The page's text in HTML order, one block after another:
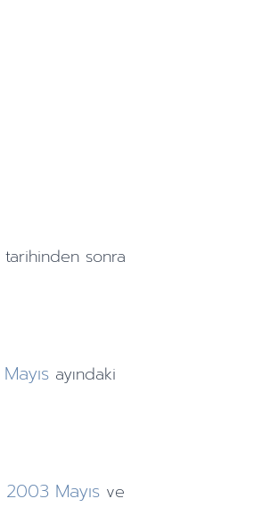
tarihinden sonra
Mayıs ayındaki
2003 Mayıs ve